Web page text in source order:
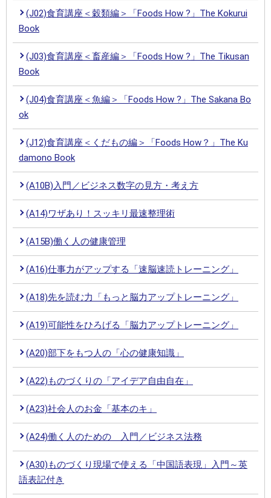
(J02)食育講座＜穀類編＞「Foods How ?」The Kokurui
Book
(J03)食育講座＜畜産編＞「Foods How ?」The Tikusan
Book
(J04)食育講座＜魚編＞「Foods How ?」The Sakana Bo
ok
(J12)食育講座＜くだもの編＞「Foods How？」The Ku
damono Book
(A10B)入門／ビジネス数字の見方・考え方
(A14)ワザあり！スッキリ最速整理術
(A15B)働く人の健康管理
(A16)仕事力がアップする「速脳速読トレーニング」
(A18)先を読む力「もっと脳力アップトレーニング」
(A19)可能性をひろげる「脳力アップトレーニング」
(A20)部下をもつ人の「心の健康知識」
(A22)ものづくりの「アイデア自由自在」
(A23)社会人のお金「基本のキ」
(A24)働く人のための 入門／ビジネス法務
(A30)ものづくり現場で使える「中国語表現」入門～英
語表記付き